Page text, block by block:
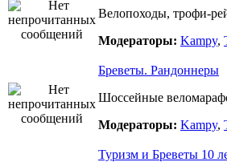
Велопоходы, трофи-
Модераторы: Kampy,
Бреветы. Рандоннеры
Шоссейные
Модераторы: Kampy,
Туризм и Бреветы 10